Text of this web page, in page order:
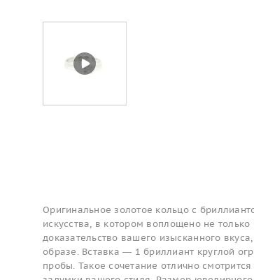
Оригинальное золотое кольцо с
искусства, в котором воплощено не
доказательство вашего изысканного
образе. Вставка — 1 бриллиант круглой
пробы. Такое сочетание отлично